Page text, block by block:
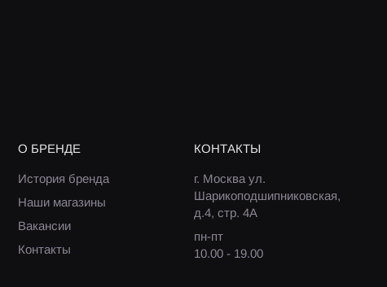
О БРЕНДЕ
История бренда
Наши магазины
Вакансии
Контакты
КОНТАКТЫ
г. Москва ул.
Шарикоподшипниковская,
д.4, стр. 4А
пн-пт
10.00 - 19.00